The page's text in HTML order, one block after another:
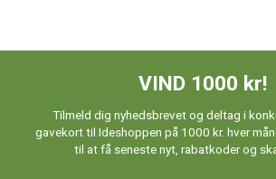
VIND 1000 kr!
Tilmeld dig nyhedsbrevet og deltag i
gavekort til Ideshoppen på 1000 kr. hver
til at få seneste nyt, rabatkoder og